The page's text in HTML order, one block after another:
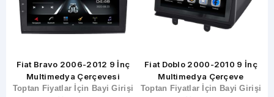
Fiat Bravo 2006-2012 9 İnç
Multimedya Çerçevesi
Toptan Fiyatlar İçin Bayi Girişi
Fiat Doblo 2000-2010 9 İnç
Multimedya Çerçeve
Toptan Fiyatlar İçin Bayi Girişi